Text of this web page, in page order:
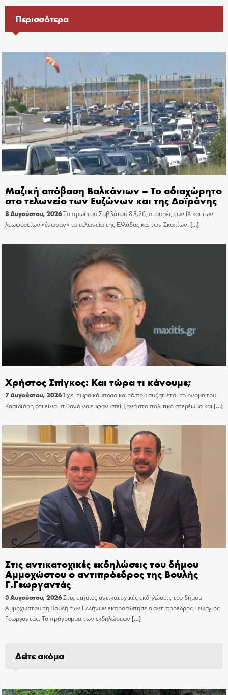
Περισσότερα
Μαζική απόβαση Βαλκάνιων – Το αδιαχώρητο
στο τελωνείο των Ευζώνων και της Δοϊράνης
8 Αυγούστου, 2026Το πρωί του Σαββάτου 8.8.26, οι ουρές των ΙΧ και των
λεωφορείων «ένωσαν» τα τελωνεία της Ελλάδας και των Σκοπίων.[…]
Χρήστος Σπίγκος: Και τώρα τι κάνουμε;
7 Αυγούστου, 2026Έχει τώρα κάμποσο καιρό που συζητιέται το όνομα του
Κασιδιάρη ότι είναι πιθανό να εμφανιστεί ξανά στο πολιτικό στερέωμα και[…]
Στις αντικατοχικές εκδηλώσεις του δήμου
Αμμοχώστου ο αντιπρόεδρος της Βουλής
Γ.Γεωργαντάς
3 Αυγούστου, 2026Στις ετήσιες αντικατοχικές εκδηλώσεις του δήμου
Αμμοχώστου τη Βουλή των Ελλήνων εκπροσώπησε ο αντιπρόεδρος Γεώργιος
Γεωργαντάς. Το πρόγραμμα των εκδηλώσεων […]
Δείτε ακόμα